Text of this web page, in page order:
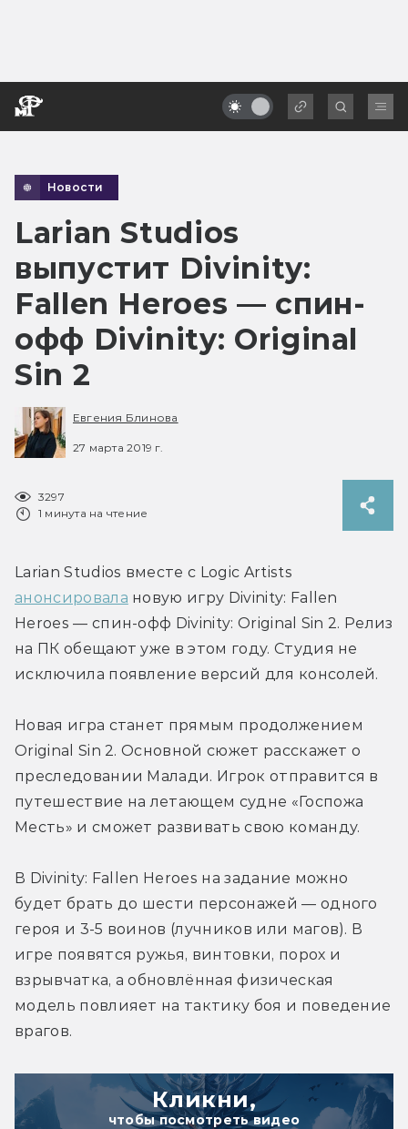
Новости
Larian Studios
выпустит Divinity:
Fallen Heroes — спин-
офф Divinity: Original
Sin 2
Евгения Блинова
27 марта 2019 г.
3297
1 минута на чтение
анонсировала новую игру Divinity: Fallen
Heroes — спин-офф Divinity: Original Sin 2. Релиз
на ПК обещают уже в этом году. Студия не
исключила появление версий для консолей.
Новая игра станет прямым продолжением
Original Sin 2. Основной сюжет расскажет о
преследовании Малади. Игрок отправится в
путешествие на летающем судне «Госпожа
Месть» и сможет развивать свою команду.
В Divinity: Fallen Heroes на задание можно
будет брать до шести персонажей — одного
героя и 3-5 воинов (лучников или магов). В
игре появятся ружья, винтовки, порох и
взрывчатка, а обновлённая физическая
модель повлияет на тактику боя и поведение
врагов.
Кликни,
чтобы посмотреть видео